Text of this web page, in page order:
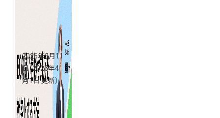
2026年3月11
日（2026年4
月1日 更新）